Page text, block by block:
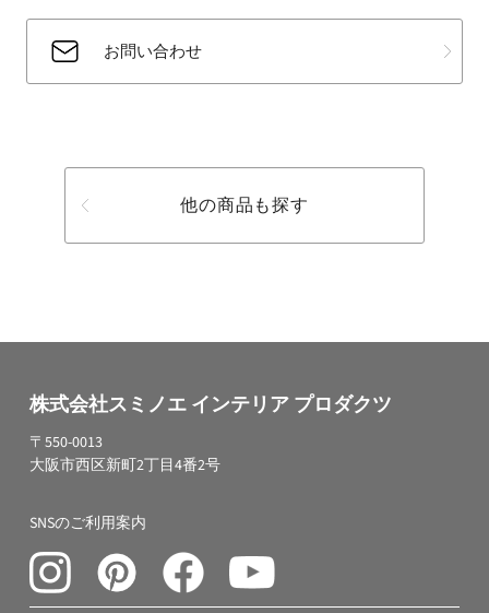
お問い合わせ
他の商品も探す
株式会社スミノエ インテリア プロダクツ
〒550-0013
大阪市西区新町2丁目4番2号
SNSのご利用案内